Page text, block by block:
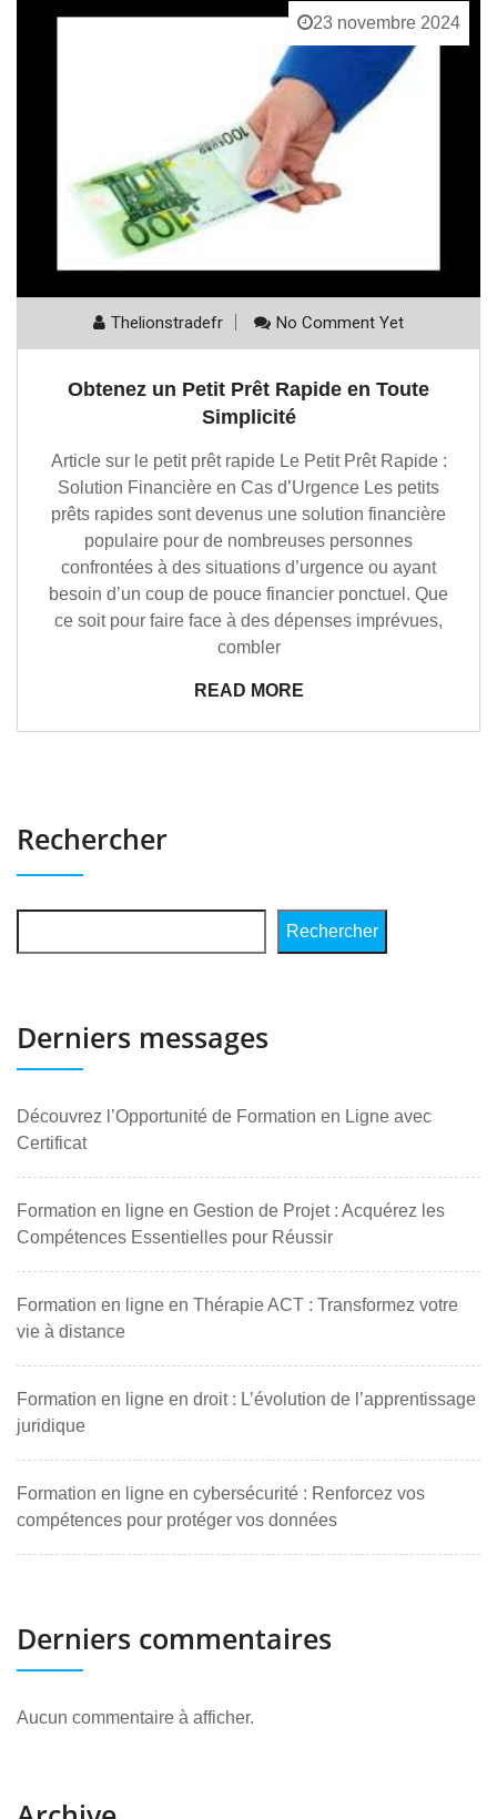
23 novembre 2024
Thelionstradefr No Comment Yet
Obtenez un Petit Prêt Rapide en Toute
Simplicité
Article sur le petit prêt rapide Le Petit Prêt Rapide :
Solution Financière en Cas d’Urgence Les petits
prêts rapides sont devenus une solution financière
populaire pour de nombreuses personnes
confrontées à des situations d’urgence ou ayant
besoin d’un coup de pouce financier ponctuel. Que
ce soit pour faire face à des dépenses imprévues,
combler
READ MORE
Rechercher
Rechercher
Derniers messages
Découvrez l’Opportunité de Formation en Ligne avec
Certificat
Formation en ligne en Gestion de Projet : Acquérez les
Compétences Essentielles pour Réussir
Formation en ligne en Thérapie ACT : Transformez votre
vie à distance
Formation en ligne en droit : L’évolution de l’apprentissage
juridique
Formation en ligne en cybersécurité : Renforcez vos
compétences pour protéger vos données
Derniers commentaires
Aucun commentaire à afficher.